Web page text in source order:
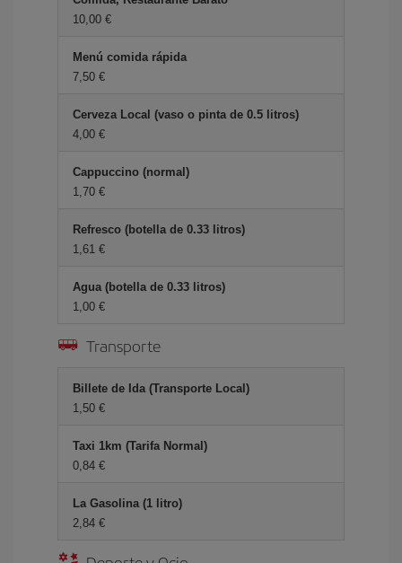
10,00 €
Menú comida rápida
7,50 €
Cerveza Local (vaso o pinta de 0.5 litros)
4,00 €
Cappuccino (normal)
1,70 €
Refresco (botella de 0.33 litros)
1,61 €
Agua (botella de 0.33 litros)
1,00 €
Transporte
Billete de Ida (Transporte Local)
1,50 €
Taxi 1km (Tarifa Normal)
0,84 €
La Gasolina (1 litro)
2,84 €